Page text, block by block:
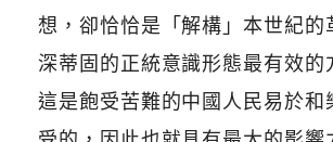
想，卻恰恰是「解構」本世紀的
深蒂固的正統意識形態最有效的
這是飽受苦難的中國人民易於和